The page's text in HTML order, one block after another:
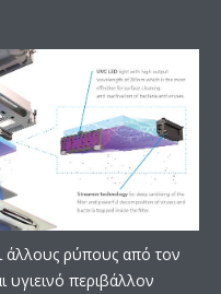
άλλους ρύπους από τον
υγιεινό περιβάλλον